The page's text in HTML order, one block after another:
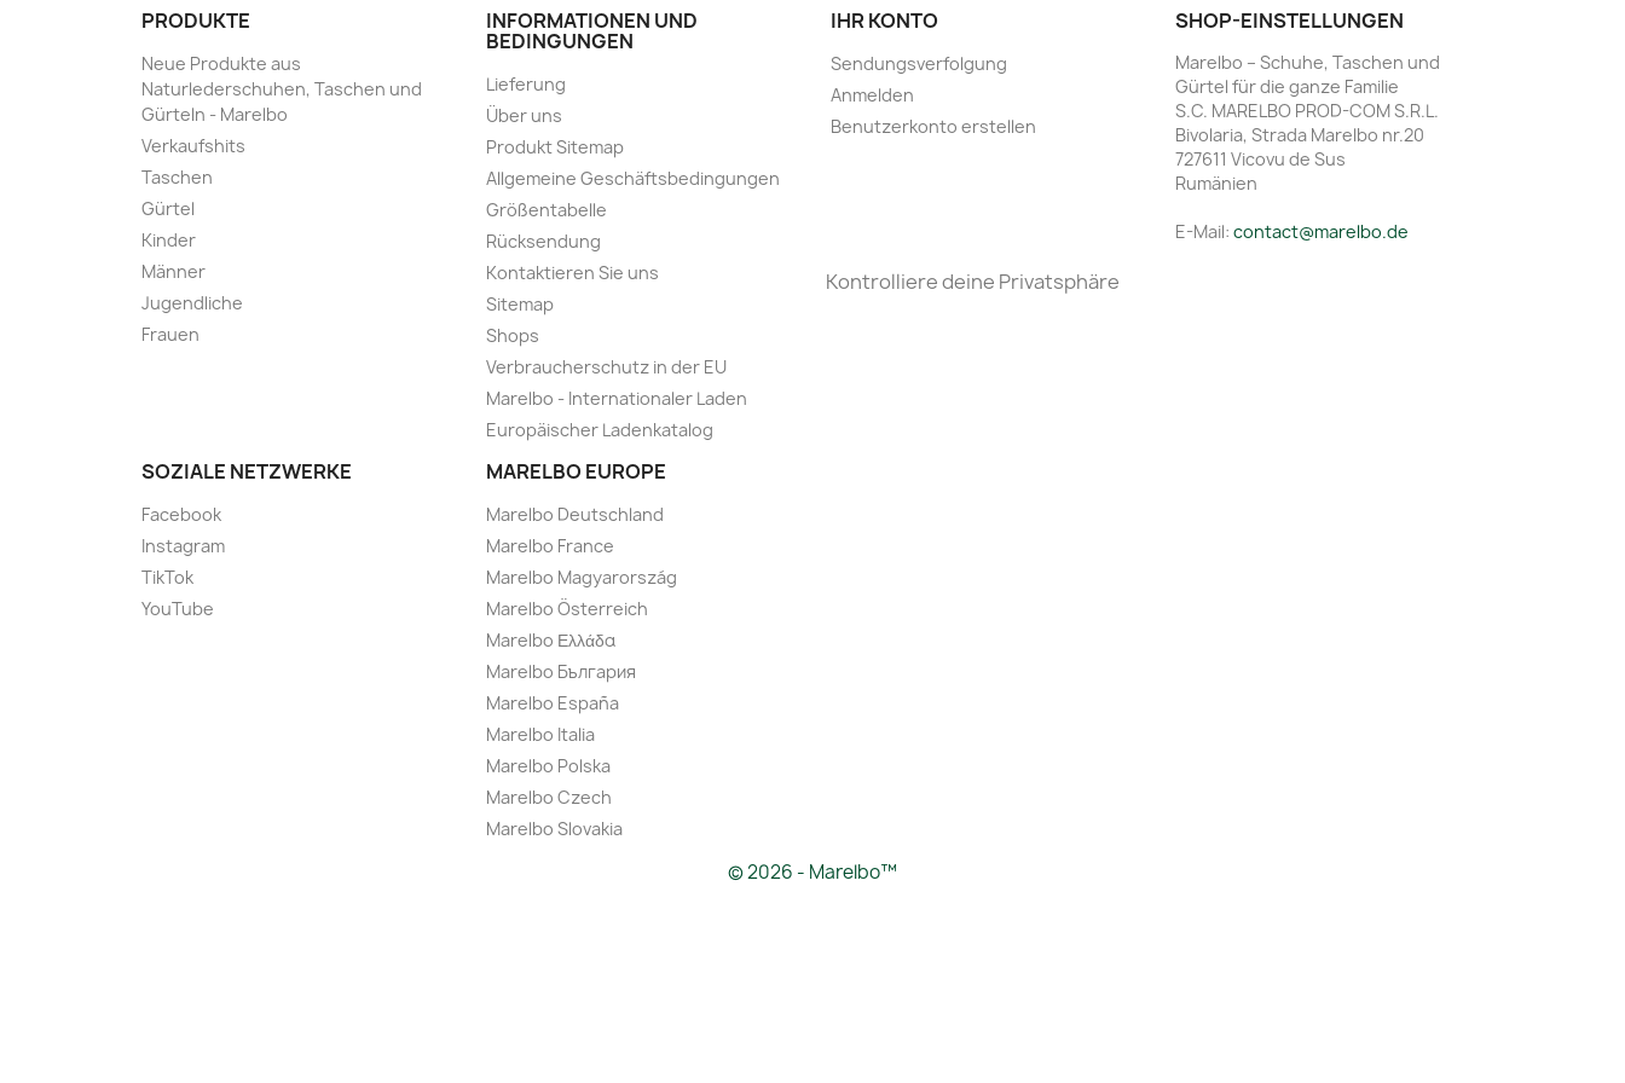
PRODUKTE
Neue Produkte aus
Naturlederschuhen, Taschen und
Gürteln - Marelbo
Verkaufshits
Taschen
Gürtel
Kinder
Männer
Jugendliche
Frauen
INFORMATIONEN UND
BEDINGUNGEN
Lieferung
Über uns
Produkt Sitemap
Allgemeine Geschäftsbedingungen
Größentabelle
Rücksendung
Kontaktieren Sie uns
Sitemap
Shops
Verbraucherschutz in der EU
Marelbo - Internationaler Laden
Europäischer Ladenkatalog
SOZIALE NETZWERKE
Facebook
Instagram
TikTok
YouTube
MARELBO EUROPE
Marelbo Deutschland
Marelbo France
Marelbo Magyarország
Marelbo Österreich
Marelbo Ελλάδα
Marelbo България
Marelbo España
Marelbo Italia
Marelbo Polska
Marelbo Czech
Marelbo Slovakia
IHR KONTO
Sendungsverfolgung
Anmelden
Benutzerkonto erstellen
SHOP-EINSTELLUNGEN
Marelbo – Schuhe, Taschen und
Gürtel für die ganze Familie
S.C. MARELBO PROD-COM S.R.L.
Bivolaria, Strada Marelbo nr.20
727611 Vicovu de Sus
Rumänien
E-Mail: contact@marelbo.de
Kontrolliere deine Privatsphäre
© 2026 - Marelbo™